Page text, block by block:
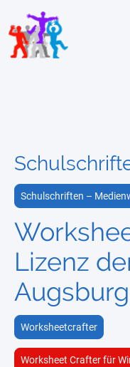
Schulschriften –
Lizenz
Augsburg
Worksheetcrafter
Worksheet Crafter für